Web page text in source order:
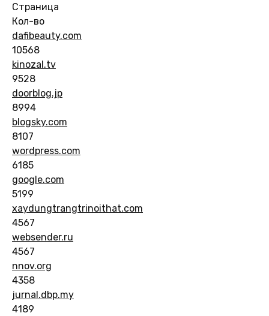
Страница
Кол-во
dafibeauty.com
10568
kinozal.tv
9528
doorblog.jp
8994
blogsky.com
8107
wordpress.com
6185
google.com
5199
xaydungtrangtrinoithat.com
4567
websender.ru
4567
nnov.org
4358
jurnal.dbp.my
4189